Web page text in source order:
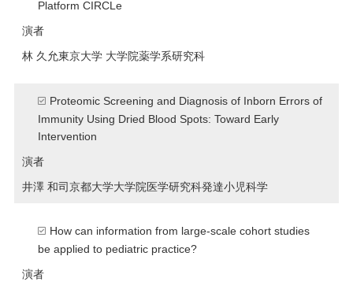
Platform CIRCLe
演者
林 久允東京大学 大学院薬学系研究科
Proteomic Screening and Diagnosis of Inborn Errors of
Immunity Using Dried Blood Spots: Toward Early
Intervention
演者
井澤 和司京都大学大学院医学研究科発達小児科学
How can information from large‑scale cohort studies
be applied to pediatric practice?
演者